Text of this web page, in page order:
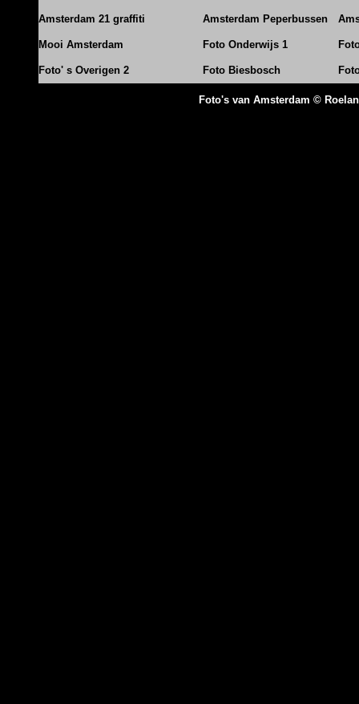
Amsterdam 21 graffiti Amsterdam Peperbussen
Mooi Amsterdam Foto Onderwijs 1
Foto' s Overigen 2 Foto Biesbosch
Foto's van Amsterdam ©